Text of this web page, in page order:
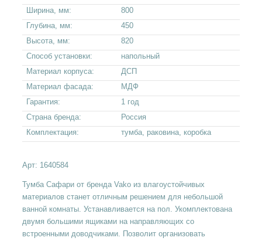
Ширина, мм:
800
Глубина, мм:
450
Высота, мм:
820
Способ установки:
напольный
Материал корпуса:
ДСП
Материал фасада:
МДФ
Гарантия:
1 год
Страна бренда:
Россия
Комплектация:
тумба, раковина, коробка
Арт: 1640584
Тумба Сафари от бренда Vako из влагоустойчивых
материалов станет отличным решением для небольшой
ванной комнаты. Устанавливается на пол. Укомплектована
двумя большими ящиками на направляющих со
встроенными доводчиками. Позволит организовать